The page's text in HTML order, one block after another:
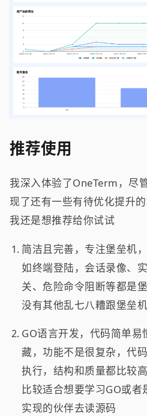
推荐使用
我深入体验了OneTerm，尽
现了还有一些有待优化提升
我还是想推荐给你试试
简洁且完善，专注堡垒机
如终端登陆，会话录像、
关、危险命令阻断等都是
没有其他乱七八糟跟堡垒
GO语言开发，代码简单
藏，功能不是很复杂，代
执行，结构和质量都比较
比较适合想要学习GO或
实现的伙伴去读源码